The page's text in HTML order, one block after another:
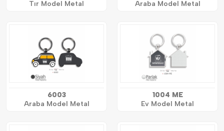
Tır Model Metal Araba Model Metal
6003
Araba Model Metal
1004 ME
Ev Model Metal